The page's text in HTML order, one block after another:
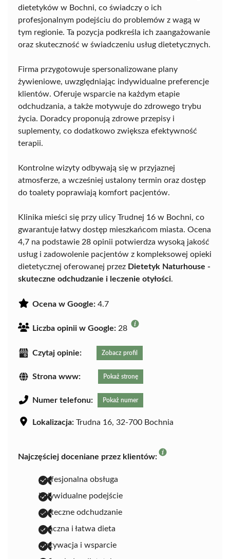
dietetyków w Bochni, co świadczy o ich
profesjonalnym podejściu do problemów z wagą w
tym regionie. Ta pozycja podkreśla ich zaangażowanie
oraz skuteczność w świadczeniu usług dietetycznych.
Firma przygotowuje spersonalizowane plany
żywieniowe, uwzględniając indywidualne preferencje
klientów. Oferuje wsparcie na każdym etapie
odchudzania, a także motywuje do zdrowego trybu
życia. Doradcy proponują zdrowe przepisy i
suplementy, co dodatkowo zwiększa efektywność
terapii.
Kontrolne wizyty odbywają się w przyjaznej
atmosferze, a wcześniej ustalony termin oraz dostęp
do toalety poprawiają komfort pacjentów.
Klinika mieści się przy ulicy Trudnej 16 w Bochni, co
gwarantuje łatwy dostęp mieszkańcom miasta. Ocena
4,7 na podstawie 28 opinii potwierdza wysoką jakość
usług i zadowolenie pacjentów z kompleksowej opieki
dietetycznej oferowanej przez Dietetyk Naturhouse -
skuteczne odchudzanie i leczenie otyłości.
Ocena w Google: 4.7
Liczba opinii w Google: 28
Czytaj opinie: Zobacz profil
Strona www: Pokaż stronę
Numer telefonu: Pokaż numer
Lokalizacja: Trudna 16, 32-700 Bochnia
Najczęściej doceniane przez klientów:
profesjonalna obsługa
indywidualne podejście
skuteczne odchudzanie
smaczna i łatwa dieta
motywacja i wsparcie